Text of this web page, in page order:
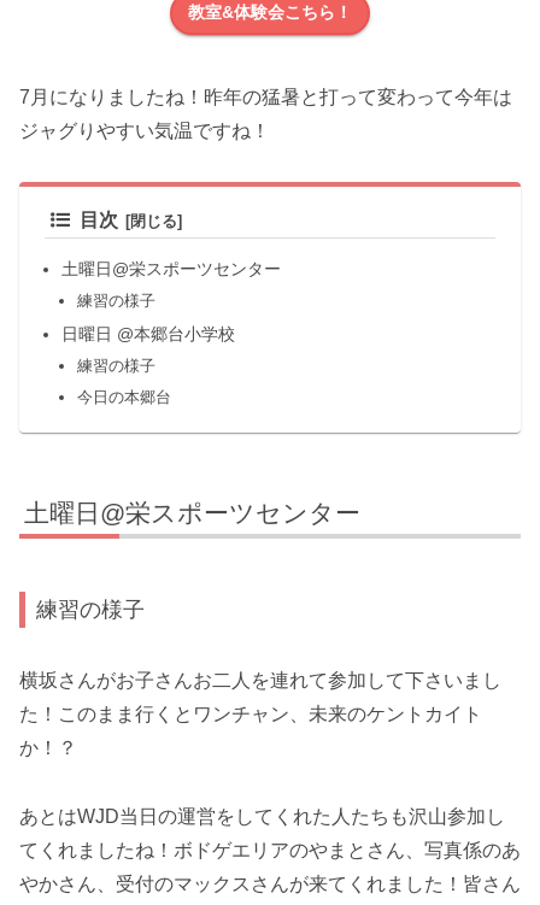
教室&体験会こちら！
7月になりましたね！昨年の猛暑と打って変わって今年は
ジャグりやすい気温ですね！
目次
土曜日@栄スポーツセンター
練習の様子
日曜日 @本郷台小学校
練習の様子
今日の本郷台
土曜日@栄スポーツセンター
練習の様子
横坂さんがお子さんお二人を連れて参加して下さいまし
た！このまま行くとワンチャン、未来のケントカイト
か！？
あとはWJD当日の運営をしてくれた人たちも沢山参加し
てくれましたね！ボドゲエリアのやまとさん、写真係のあ
やかさん、受付のマックスさんが来てくれました！皆さん